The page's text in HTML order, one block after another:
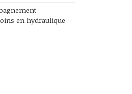
en hydraulique